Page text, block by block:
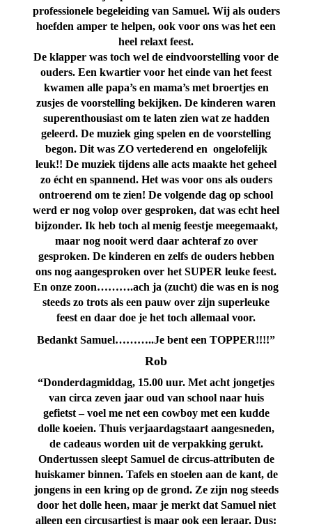
professionele begeleiding van Samuel. Wij als ouders
hoefden amper te helpen, ook voor ons was het een
heel relaxt feest.
De klapper was toch wel de eindvoorstelling voor de
ouders. Een kwartier voor het einde van het feest
kwamen alle papa’s en mama’s met broertjes en
zusjes de voorstelling bekijken. De kinderen waren
superenthousiast om te laten zien wat ze hadden
geleerd. De muziek ging spelen en de voorstelling
begon. Dit was ZO vertederend en ongelofelijk
leuk!! De muziek tijdens alle acts maakte het geheel
zo écht en spannend. Het was voor ons als ouders
ontroerend om te zien! De volgende dag op school
werd er nog volop over gesproken, dat was echt heel
bijzonder. Ik heb toch al menig feestje meegemaakt,
maar nog nooit werd daar achteraf zo over
gesproken. De kinderen en zelfs de ouders hebben
ons nog aangesproken over het SUPER leuke feest.
En onze zoon……….ach ja (zucht) die was en is nog
steeds zo trots als een pauw over zijn superleuke
feest en daar doe je het toch allemaal voor.
Bedankt Samuel………..Je bent een TOPPER!!!!”
Rob
“Donderdagmiddag, 15.00 uur. Met acht jongetjes
van circa zeven jaar oud van school naar huis
gefietst – voel me net een cowboy met een kudde
dolle koeien. Thuis verjaardagstaart aangesneden,
de cadeaus worden uit de verpakking gerukt.
Ondertussen sleept Samuel de circus-attributen de
huiskamer binnen. Tafels en stoelen aan de kant, de
jongens in een kring op de grond. Ze zijn nog steeds
door het dolle heen, maar je merkt dat Samuel niet
alleen een circusartiest is maar ook een leraar. Dus: